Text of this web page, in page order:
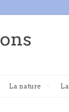
La nature